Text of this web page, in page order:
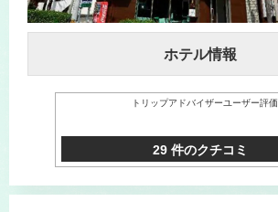
ホテル情報
トリップアドバイザーユーザー評価
29 件のクチコミ